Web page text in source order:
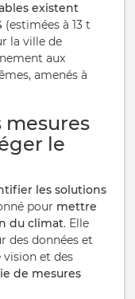
existent
(estimées à 13 t
la ville de
aux
amenés à
mesures
le
les solutions
pour mettre
du climat. Elle
des données et
vision et des
de mesures